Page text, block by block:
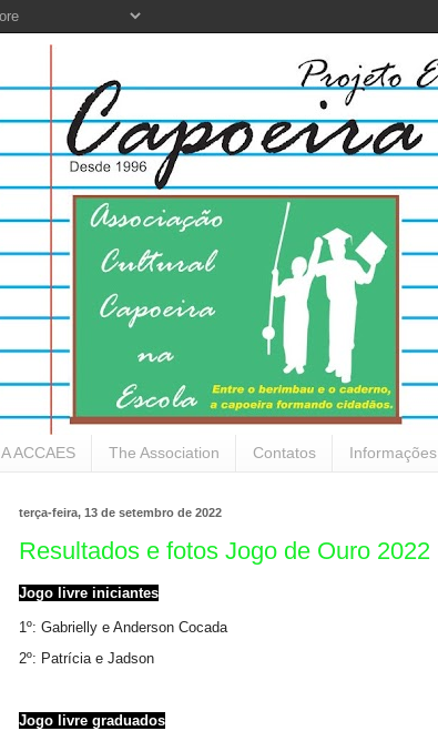
A ACCAES The Association Contatos Informações
terça-feira, 13 de setembro de 2022
Resultados e fotos Jogo de Ouro 2022
Jogo livre iniciantes
1º: Gabrielly e Anderson Cocada
2º: Patrícia e Jadson
Jogo livre graduados